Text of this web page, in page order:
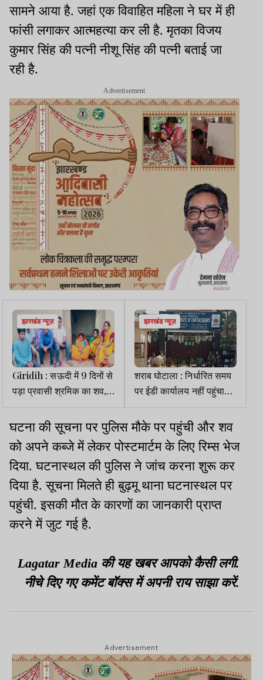
सामने आया है. जहां एक विवाहित महिला ने घर में ही
फांसी लगाकर आत्महत्या कर ली है. मृतका विजय
कुमार सिंह की पत्नी नीशू सिंह की पत्नी बताई जा
रही है.
Advertisement
झारखंड न्यूज़
Giridih : सऊदी में 9 दिनों से
पड़ा प्रवासी श्रमिक का शव,
परिजनों ने सरकार से लगाई
मदद की गुहार
झारखंड न्यूज़
शराब घोटाला : निर्धारित समय
पर ईडी कार्यालय नहीं पहुंचा
रोहित उरांव
घटना की सूचना पर पुलिस मौके पर पहुंची और शव
को अपने कब्जे में लेकर पोस्टमार्टम के लिए रिम्स भेज
दिया. घटनास्थल की पुलिस ने जांच करना शुरू कर
दिया है. सूचना मिलते ही बुढ़मू थाना घटनास्थल पर
पहुंची. इसकी मौत के कारणों का जानकारी प्राप्त
करने में जुट गई है.
Lagatar Media की यह खबर आपको कैसी लगी.
नीचे दिए गए कमेंट बॉक्स में अपनी राय साझा करें.
Advertisement